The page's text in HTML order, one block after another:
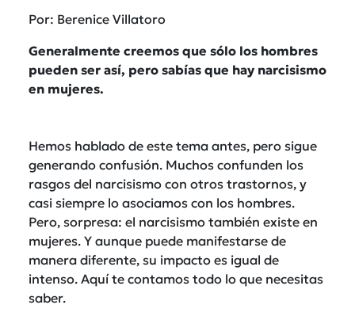
Por: Berenice Villatoro
Generalmente creemos que sólo los hombres
pueden ser así, pero sabías que hay narcisismo
en mujeres.
Hemos hablado de este tema antes, pero sigue
generando confusión. Muchos confunden los
rasgos del narcisismo con otros trastornos, y
casi siempre lo asociamos con los hombres.
Pero, sorpresa: el narcisismo también existe en
mujeres. Y aunque puede manifestarse de
manera diferente, su impacto es igual de
intenso. Aquí te contamos todo lo que necesitas
saber.